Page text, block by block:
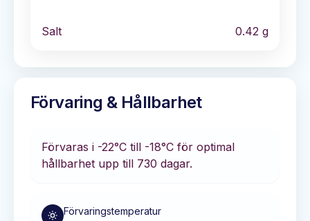
Salt 0.42 g
Förvaring & Hållbarhet
Förvaras i -22°C till -18°C för optimal
hållbarhet upp till 730 dagar.
Förvaringstemperatur